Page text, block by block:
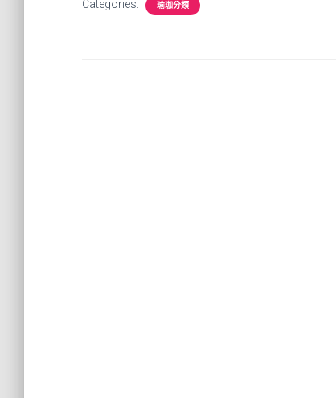
Categories: 瑜珈分類